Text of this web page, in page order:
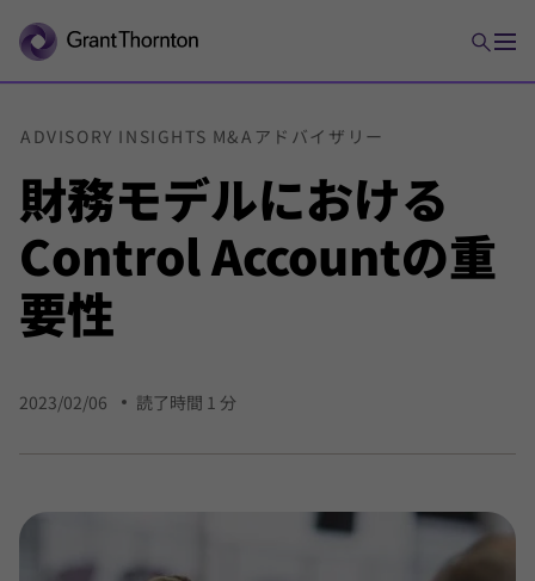
財務モデルにおける
Control Accountの重
要性
ADVISORY INSIGHTS M&Aアドバイザリー
2023/02/06 読了時間 1 分